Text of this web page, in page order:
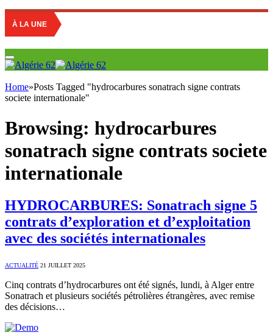
À LA UNE
Home»Posts Tagged "hydrocarbures sonatrach signe contrats
societe internationale"
Browsing: hydrocarbures
sonatrach signe contrats societe
internationale
HYDROCARBURES: Sonatrach signe 5
contrats d’exploration et d’exploitation
avec des sociétés internationales
ACTUALITÉ 21 JUILLET 2025
Cinq contrats d’hydrocarbures ont été signés, lundi, à Alger entre
Sonatrach et plusieurs sociétés pétrolières étrangères, avec remise
des décisions…